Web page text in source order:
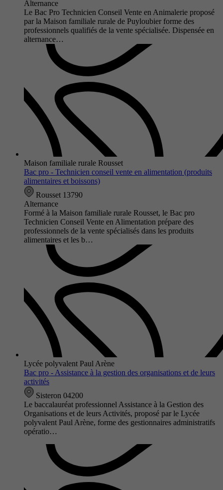
Alternance
Le Bac Pro Technicien Conseil Vente en Animalerie proposé
par la Maison familiale rurale de Puyloubier forme des
professionnels qualifiés de la vente spécialisée. Dispensée en
alternance…
Maison familiale rurale Rousset
Bac pro - Technicien conseil vente en alimentation (produits
alimentaires et boissons)
Rousset 13790
Alternance
Formé à la Maison familiale rurale Rousset, le Bac pro
Technicien Conseil Vente en Alimentation prépare des
professionnels de la vente spécialisés dans les produits
alimentaires et les b…
Lycée polyvalent Paul Arène
Bac pro - Assistance à la gestion des organisations et de leurs
activités
Sisteron 04200
Le baccalauréat professionnel Assistance à la Gestion des
Organisations et de leurs Activités, proposé par le Lycée
polyvalent Paul Arène, forme des gestionnaires administratifs
opératio…